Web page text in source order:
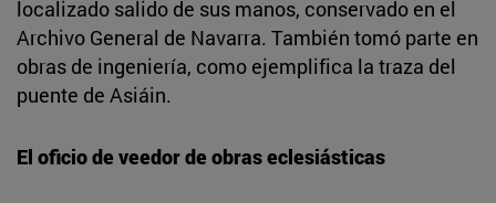
localizado salido de sus manos, conservado en el
Archivo General de Navarra. También tomó parte en
obras de ingeniería, como ejemplifica la traza del
puente de Asiáin.
El oficio de veedor de obras eclesiásticas